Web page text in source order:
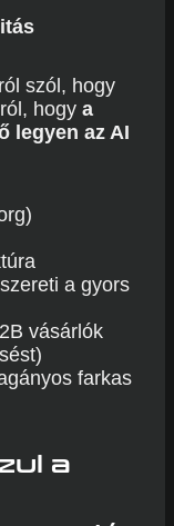
szól, hogy
hogy a
legyen az AI
a gyors
vásárlók
farkas
a